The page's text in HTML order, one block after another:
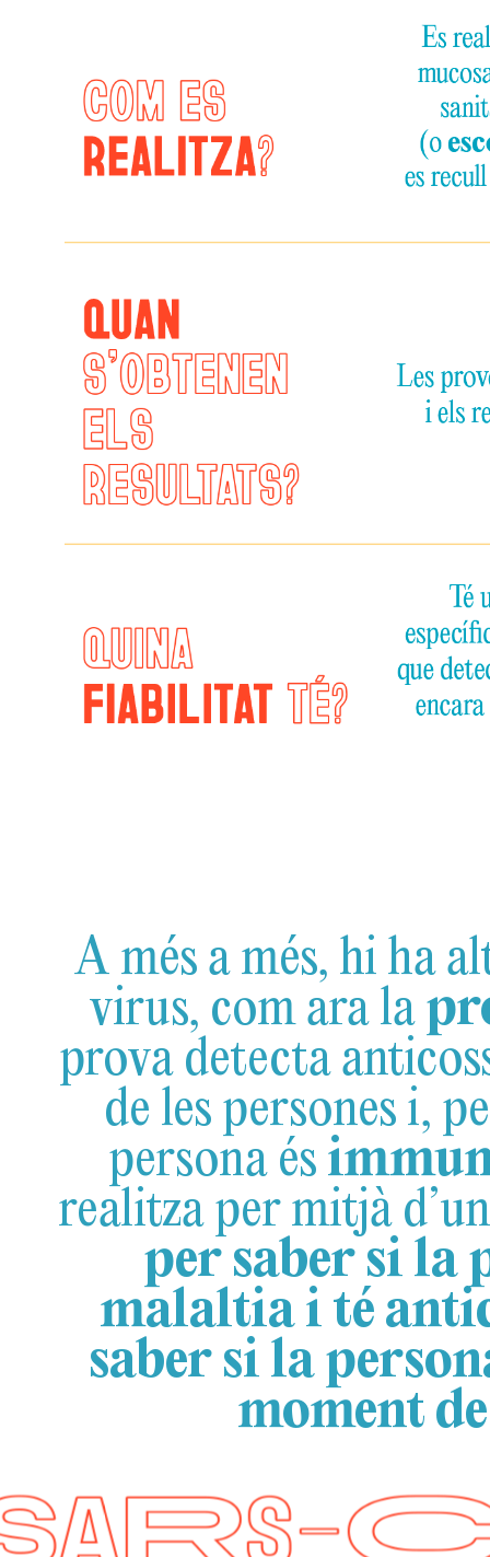
A més a més, hi ha
virus, com ara la
prova detecta
de les persones i,
persona és
realitza per mitjà
per saber si la
malaltia i té
saber si la
moment